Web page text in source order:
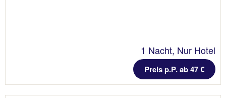
1 Nacht, Nur Hotel
Preis p.P. ab 47 €